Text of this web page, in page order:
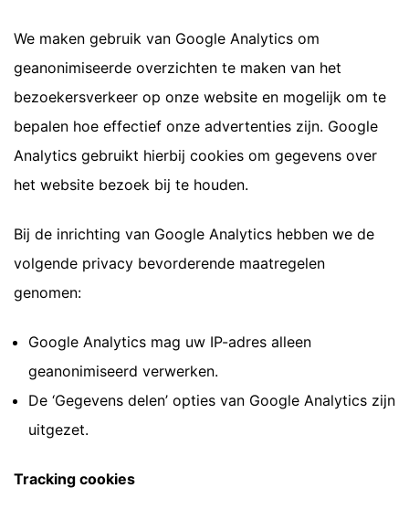
We maken gebruik van Google Analytics om
geanonimiseerde overzichten te maken van het
bezoekersverkeer op onze website en mogelijk om te
bepalen hoe effectief onze advertenties zijn. Google
Analytics gebruikt hierbij cookies om gegevens over
het website bezoek bij te houden.
Bij de inrichting van Google Analytics hebben we de
volgende privacy bevorderende maatregelen
genomen:
Google Analytics mag uw IP-adres alleen
geanonimiseerd verwerken.
De ‘Gegevens delen’ opties van Google Analytics zijn
uitgezet.
Tracking cookies